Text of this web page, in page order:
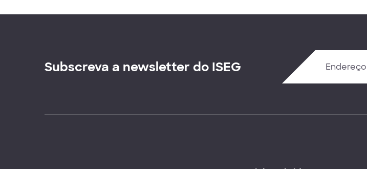
Subscreva a newsletter do ISEG